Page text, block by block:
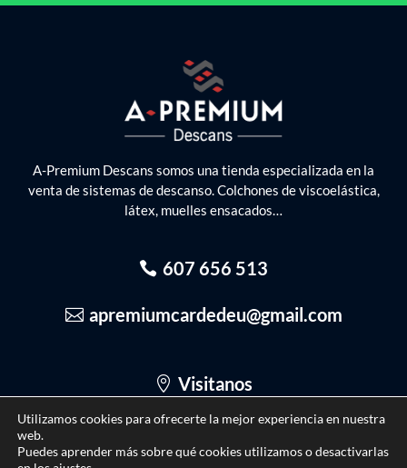
A-Premium Descans somos una tienda especializada en la
venta de sistemas de descanso. Colchones de viscoelástica,
látex, muelles ensacados…
607 656 513
apremiumcardedeu@gmail.com
Visitanos
Utilizamos cookies para ofrecerte la mejor experiencia en nuestra
web.
Puedes aprender más sobre qué cookies utilizamos o desactivarlas